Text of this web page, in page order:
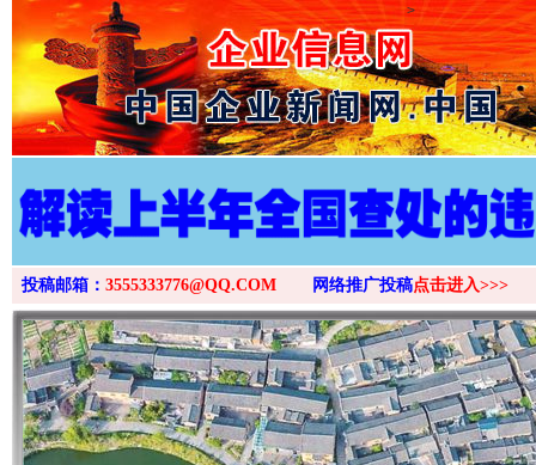
>
投稿邮箱： 3555333776@QQ.COM 网络推广投稿点击进入>>>